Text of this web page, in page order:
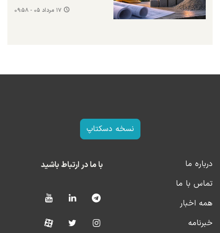
۱۷ مرداد ۰۵ - ۰۹:۵۸
نسخه دسکتاپ
درباره ما
تماس با ما
همه اخبار
خبرنامه
با ما در ارتباط باشید